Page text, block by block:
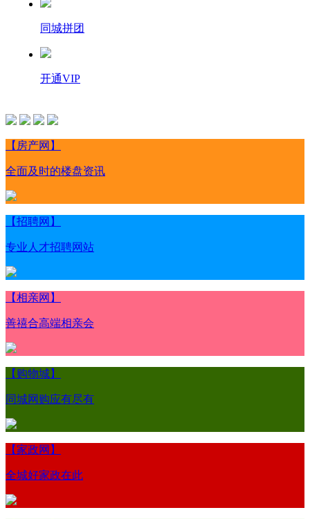
同城拼团
开通VIP
【房产网】
全面及时的楼盘资讯
【招聘网】
专业人才招聘网站
【相亲网】
善禧合高端相亲会
【购物城】
同城网购应有尽有
【家政网】
全城好家政在此